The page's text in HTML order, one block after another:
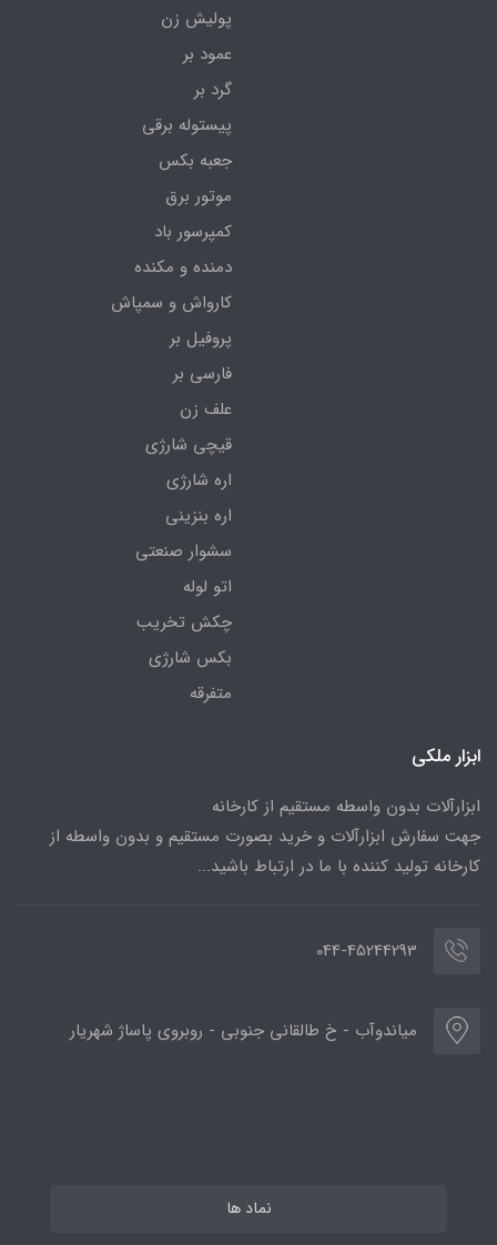
پولیش زن
عمود بر
گرد بر
پیستوله برقی
جعبه بکس
موتور برق
کمپرسور باد
دمنده و مکنده
کارواش و سمپاش
پروفیل بر
فارسی بر
علف زن
قیچی شارژی
اره شارژی
اره بنزینی
سشوار صنعتی
اتو لوله
چکش تخریب
بکس شارژی
متفرقه
ابزار ملکی
ابزارآلات بدون واسطه مستقیم از کارخانه
جهت سفارش ابزارآلات و خرید بصورت مستقیم و بدون واسطه از
کارخانه تولید کننده با ما در ارتباط باشید...
044-45244293
میاندوآب - خ طالقانی جنوبی - روبروی پاساژ شهریار
نماد ها